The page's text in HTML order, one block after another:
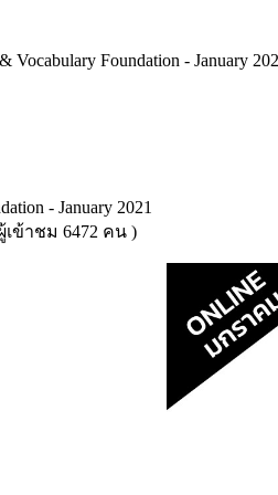
Vocabulary Foundation - January
- January 2021
เข้าชม 6472 คน )